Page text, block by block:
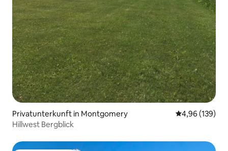
Privatunterkunft in Montgomery
4,96 (139)
Hillwest Bergblick